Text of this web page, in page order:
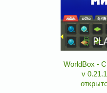
WorldBox -
v